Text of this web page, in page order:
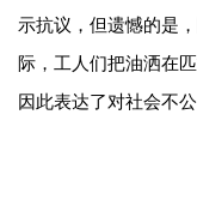
示抗议，但遗憾的是
际，工人们把油洒在
因此表达了对社会不